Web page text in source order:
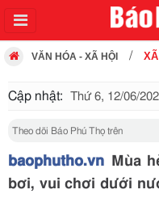
VĂN HÓA - XÃ HỘI XÃ
Cập nhật: Thứ 6, 12/06/
Theo dõi Báo Phú Thọ trên
baophutho.vn Mùa
bơi, vui chơi dưới